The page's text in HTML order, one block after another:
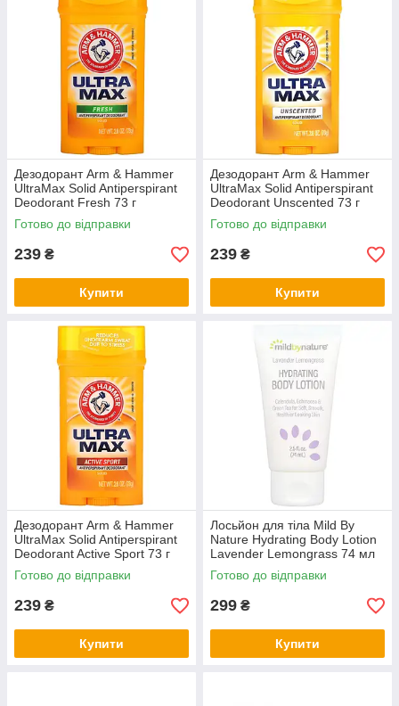
Дезодорант Arm & Hammer
UltraMax Solid Antiperspirant
Deodorant Fresh 73 г
Готово до відправки
239 ₴
Купити
Дезодорант Arm & Hammer
UltraMax Solid Antiperspirant
Deodorant Unscented 73 г
Готово до відправки
239 ₴
Купити
Дезодорант Arm & Hammer
UltraMax Solid Antiperspirant
Deodorant Active Sport 73 г
Готово до відправки
239 ₴
Купити
Лосьйон для тіла Mild By
Nature Hydrating Body Lotion
Lavender Lemongrass 74 мл
Готово до відправки
299 ₴
Купити